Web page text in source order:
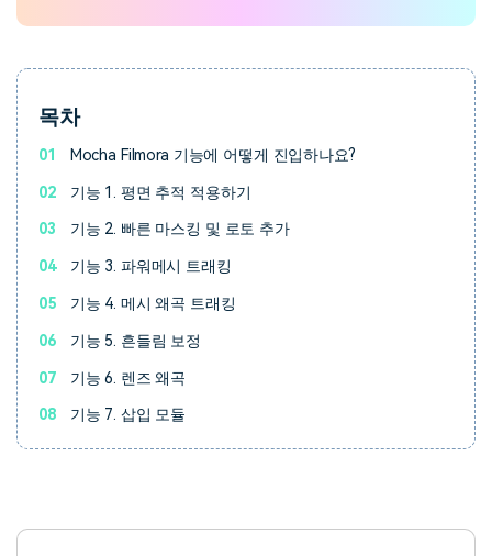
목차
01 Mocha Filmora 기능에 어떻게 진입하나요?
02 기능 1. 평면 추적 적용하기
03 기능 2. 빠른 마스킹 및 로토 추가
04 기능 3. 파워메시 트래킹
05 기능 4. 메시 왜곡 트래킹
06 기능 5. 흔들림 보정
07 기능 6. 렌즈 왜곡
08 기능 7. 삽입 모듈